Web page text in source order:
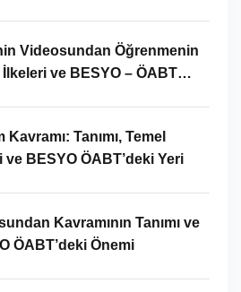
Videosundan Öğrenmenin
İlkeleri ve BESYO – ÖABT
Kavramı: Tanımı, Temel
ve BESYO ÖABT’deki Yeri
Kavramının Tanımı ve
ÖABT’deki Önemi